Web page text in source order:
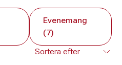
Evenemang
(7)